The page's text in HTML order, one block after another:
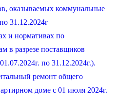
оказываемых коммунальные
31.12.2024г
и нормативах по
в разрезе поставщиков
по 31.12.2024г.).
ремонт общего
доме с 01 июля 2024г.